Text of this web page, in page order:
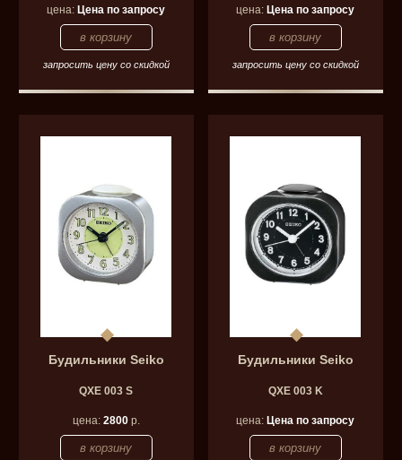
цена:Цена по запросу
запросить цену со скидкой
цена:Цена по запросу
запросить цену со скидкой
Будильники Seiko
QXE 003 S
цена: 2800р.
Будильники Seiko
QXE 003 K
цена:Цена по запросу